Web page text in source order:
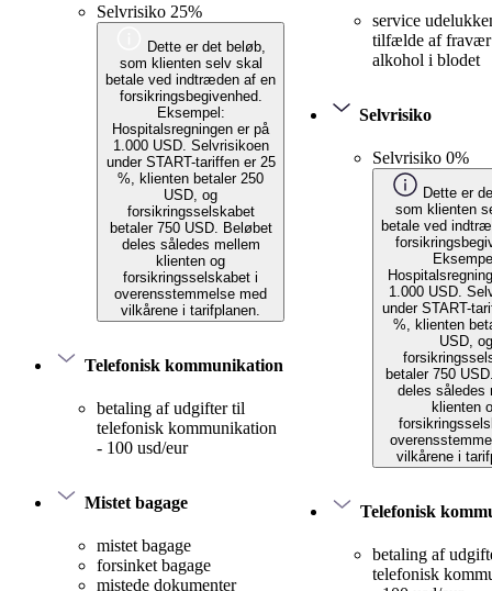
Selvrisiko 25%
Dette er det beløb,
som klienten selv skal
betale ved indtræden af en
forsikringsbegivenhed.
Eksempel:
Hospitalsregningen er på
1.000 USD. Selvrisikoen
under START-tariffen er 25
%, klienten betaler 250
USD, og
forsikringsselskabet
betaler 750 USD. Beløbet
deles således mellem
klienten og
forsikringsselskabet i
overensstemmelse med
vilkårene i tarifplanen.
Telefonisk kommunikation
betaling af udgifter til
telefonisk kommunikation
- 100 usd/eur
Mistet bagage
mistet bagage
forsinket bagage
mistede dokumenter
service
tilfælde af
alkohol i blodet
Selvrisiko
Selvrisiko 0%
Dette er
som klienten
betale ved
1.000 USD.
under START-
%, klienten
USD, og
betaler 750
deles således
klienten
vilkårene i
Telefonisk
betaling af
telefonisk